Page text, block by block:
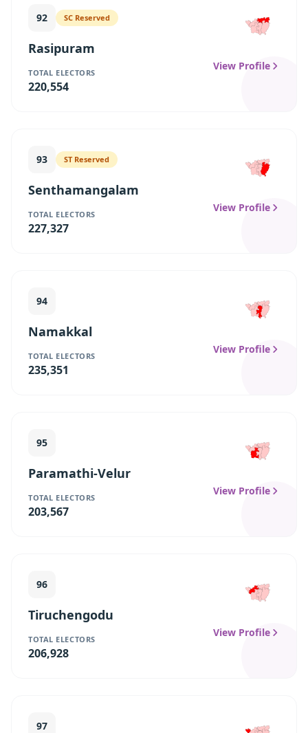
92 SC Reserved
Rasipuram
TOTAL ELECTORS
220,554
View Profile
93 STReserved
Senthamangalam
TOTAL ELECTORS
227,327
View Profile
94
Namakkal
TOTAL ELECTORS
235,351
View Profile
95
Paramathi-Velur
TOTAL ELECTORS
203,567
View Profile
96
Tiruchengodu
TOTAL ELECTORS
206,928
View Profile
97